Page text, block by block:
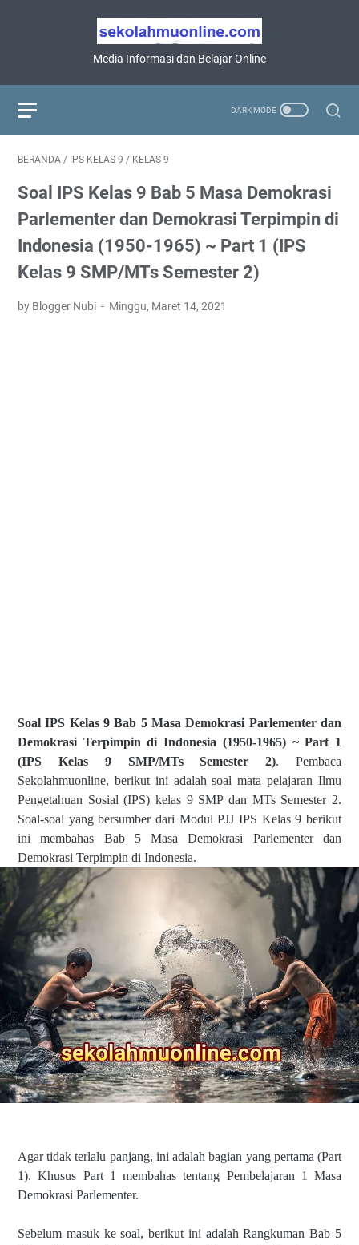
Media Informasi dan Belajar Online
BERANDA / IPS KELAS 9 / KELAS 9
Soal IPS Kelas 9 Bab 5 Masa Demokrasi
Parlementer dan Demokrasi Terpimpin di
Indonesia (1950-1965) ~ Part 1 (IPS
Kelas 9 SMP/MTs Semester 2)
by Blogger Nubi Minggu, Maret 14, 2021
Soal IPS Kelas 9 Bab 5 Masa Demokrasi Parlementer dan
Demokrasi Terpimpin di Indonesia (1950-1965) ~ Part 1
(IPS Kelas 9 SMP/MTs Semester 2). Pembaca
Sekolahmuonline, berikut ini adalah soal mata pelajaran Ilmu
Pengetahuan Sosial (IPS) kelas 9 SMP dan MTs Semester 2.
Soal-soal yang bersumber dari Modul PJJ IPS Kelas 9 berikut
ini membahas Bab 5 Masa Demokrasi Parlementer dan
Demokrasi Terpimpin di Indonesia.
Agar tidak terlalu panjang, ini adalah bagian yang pertama (Part
1). Khusus Part 1 membahas tentang Pembelajaran 1 Masa
Demokrasi Parlementer.
Sebelum masuk ke soal, berikut ini adalah Rangkuman Bab 5